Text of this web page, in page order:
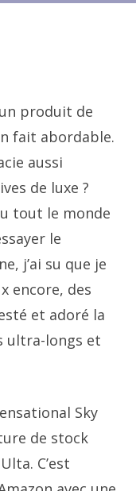
produit de
fait abordable.
aussi
de luxe ?
tout le monde
le
j’ai su que je
encore, des
et adoré la
ultra-longs et
Sky
de stock
C’est